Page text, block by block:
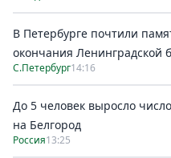
В Петербурге почтили
окончания Ленинградской
С.Петербург14:16
До 5 человек выросло
на Белгород
Россия13:25